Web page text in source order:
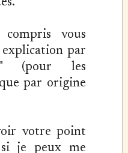
vous
par
(pour les
par origine
votre point
je peux me